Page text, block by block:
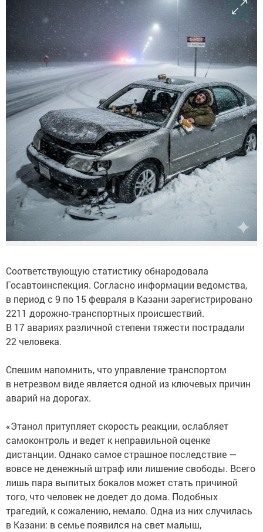
Соответствующую статистику обнародовала
Госавтоинспекция. Согласно информации ведомства,
в период с 9 по 15 февраля в Казани зарегистрировано
2211 дорожно-транспортных происшествий.
В 17 авариях различной степени тяжести пострадали
22 человека.
Спешим напомнить, что управление транспортом
в нетрезвом виде является одной из ключевых причин
аварий на дорогах.
«Этанол притупляет скорость реакции, ослабляет
самоконтроль и ведет к неправильной оценке
дистанции. Однако самое страшное последствие —
вовсе не денежный штраф или лишение свободы. Всего
лишь пара выпитых бокалов может стать причиной
того, что человек не доедет до дома. Подобных
трагедий, к сожалению, немало. Одна из них случилась
в Казани: в семье появился на свет малыш,